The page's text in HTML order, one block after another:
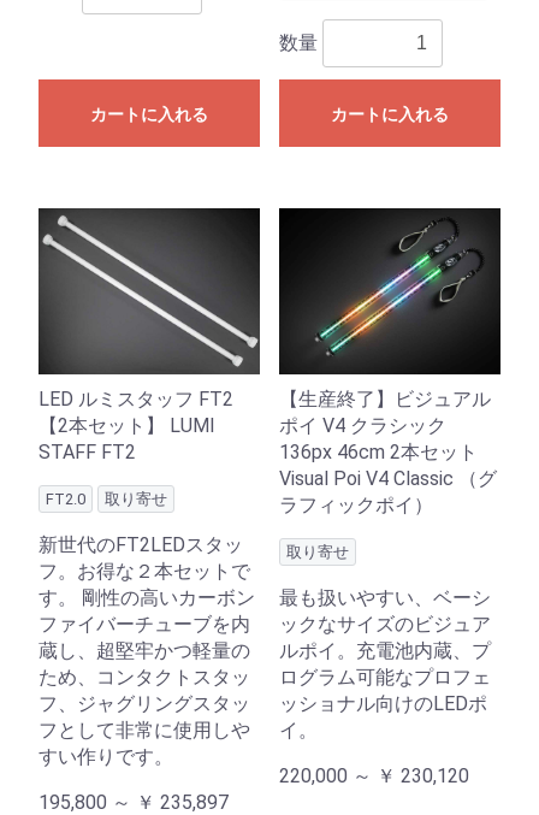
カートに入れる
数量
カートに入れる
LED ルミスタッフ FT2
【2本セット】 LUMI
STAFF FT2
FT2.0 取り寄せ
新世代のFT2LEDスタッ
フ。お得な２本セットで
す。 剛性の高いカーボン
ファイバーチューブを内
蔵し、超堅牢かつ軽量の
ため、コンタクトスタッ
フ、ジャグリングスタッ
フとして非常に使用しや
すい作りです。
195,800 ～ ￥ 235,897
【生産終了】ビジュアル
ポイ V4 クラシック
136px 46cm 2本セット
Visual Poi V4 Classic （グ
ラフィックポイ）
取り寄せ
最も扱いやすい、ベーシ
ックなサイズのビジュア
ルポイ。充電池内蔵、プ
ログラム可能なプロフェ
ッショナル向けのLEDポ
イ。
220,000 ～ ￥ 230,120